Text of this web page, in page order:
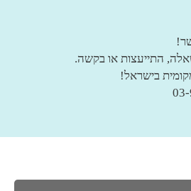
התייעצות או בקשה.
בישראל!